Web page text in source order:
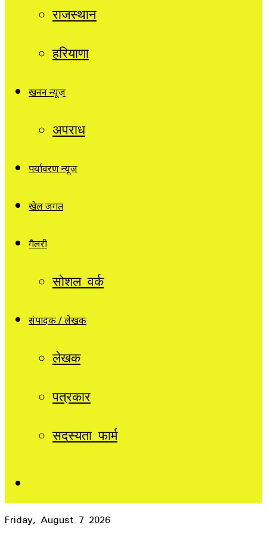
राजस्थान
हरियाणा
खनन न्यूज़
अपराध
पर्यावरण न्यूज़
खेल जगत
गैलरी
सोशल वर्क
संपादक / लेखक
लेखक
पत्रकार
सदस्यता फार्म
Friday, August 7 2026